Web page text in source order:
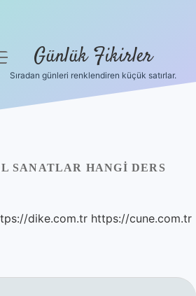
Günlük Fikirler
Sıradan günleri renklendiren küçük satırlar.
SANATLAR HANGI DERS
dike.com.tr https://cune.com.tr